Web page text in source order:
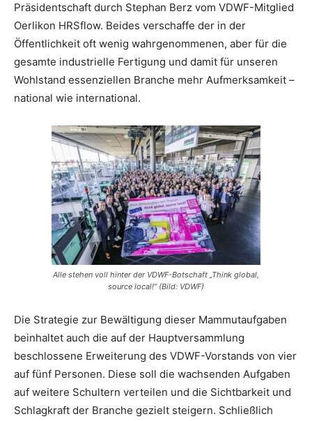
Präsidentschaft durch Stephan Berz vom VDWF-Mitglied
Oerlikon HRSflow. Beides verschaffe der in der
Öffentlichkeit oft wenig wahrgenommenen, aber für die
gesamte industrielle Fertigung und damit für unseren
Wohlstand essenziellen Branche mehr Aufmerksamkeit –
national wie international.
Alle stehen voll hinter der VDWF-Botschaft „Think global,
source local!“ (Bild: VDWF)
Die Strategie zur Bewältigung dieser Mammutaufgaben
beinhaltet auch die auf der Hauptversammlung
beschlossene Erweiterung des VDWF-Vorstands von vier
auf fünf Personen. Diese soll die wachsenden Aufgaben
auf weitere Schultern verteilen und die Sichtbarkeit und
Schlagkraft der Branche gezielt steigern. Schließlich